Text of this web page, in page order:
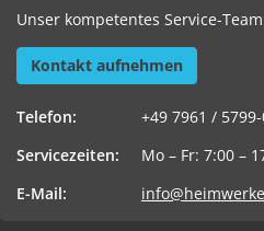
Unser kompetentes Service-
Kontakt aufnehmen
Telefon:
+49 7961 /
Servicezeiten:
Mo – Fr: 7:00 –
E-Mail: